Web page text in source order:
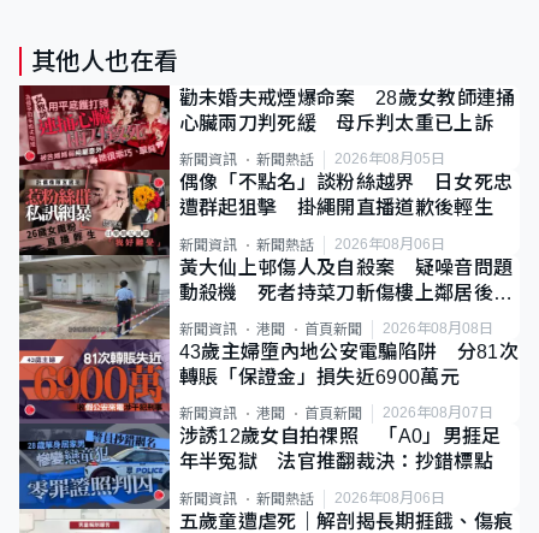
其他人也在看
勸未婚夫戒煙爆命案 28歲女教師連捅
心臟兩刀判死緩 母斥判太重已上訴
新聞資訊 新聞熱話 2026年08月05日
偶像「不點名」談粉絲越界 日女死忠
遭群起狙擊 掛繩開直播道歉後輕生
新聞資訊 新聞熱話 2026年08月06日
黃大仙上邨傷人及自殺案 疑噪音問題
動殺機 死者持菜刀斬傷樓上鄰居後墮
斃
新聞資訊 港聞 首頁新聞 2026年08月08日
43歲主婦墮內地公安電騙陷阱 分81次
轉賬「保證金」損失近6900萬元
新聞資訊 港聞 首頁新聞 2026年08月07日
涉誘12歲女自拍祼照 「A0」男捱足
年半冤獄 法官推翻裁決：抄錯標點
新聞資訊 新聞熱話 2026年08月06日
五歲童遭虐死｜解剖揭長期捱餓、傷痕